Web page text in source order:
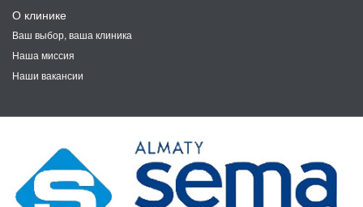
О клинике
Ваш выбор, ваша клиника
Наша миссия
Наши вакансии